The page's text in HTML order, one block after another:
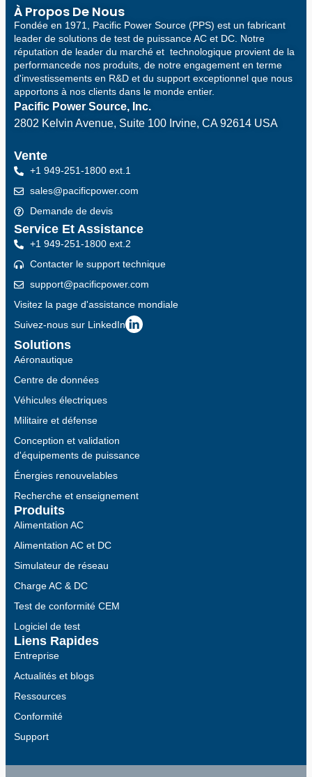
À Propos De Nous
Fondée en 1971, Pacific Power Source (PPS) est un fabricant
leader de solutions de test de puissance AC et DC. Notre
réputation de leader du marché et technologique provient de la
performancede nos produits, de notre engagement en terme
d'investissements en R&D et du support exceptionnel que nous
apportons à nos clients dans le monde entier.
Pacific Power Source, Inc.
2802 Kelvin Avenue, Suite 100 Irvine, CA 92614 USA
Solutions
Aéronautique
Centre de données
Véhicules électriques
Militaire et défense
Conception et validation
d'équipements de puissance
Énergies renouvelables
Recherche et enseignement
Produits
Alimentation AC
Alimentation AC et DC
Simulateur de réseau
Charge AC & DC
Test de conformité CEM
Logiciel de test
Liens Rapides
Entreprise
Actualités et blogs
Ressources
Conformité
Support
Vente
+1 949-251-1800 ext.1
sales@pacificpower.com
Demande de devis
Service Et Assistance
+1 949-251-1800 ext.2
Contacter le support technique
support@pacificpower.com
Visitez la page d'assistance mondiale
Suivez-nous sur LinkedIn